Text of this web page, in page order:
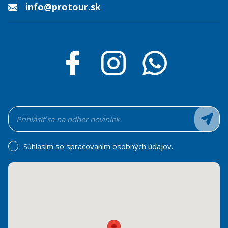
info@protour.sk
Súhlasím so spracovaním osobných údajov.